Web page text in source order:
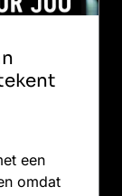
een
omdat